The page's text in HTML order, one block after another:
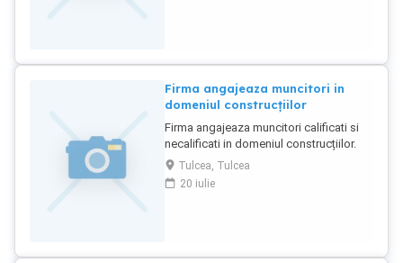
Firma angajeaza muncitori in
domeniul construcțiilor
Firma angajeaza muncitori calificati si
necalificati in domeniul construcțiilor.
Disponibilitate pentru deplasari. Se
ofera cazare si masa. Telefon
Tulcea, Tulcea
20 iulie